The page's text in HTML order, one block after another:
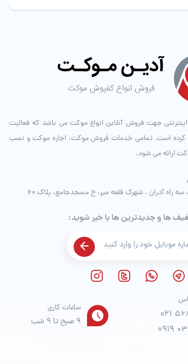
جهت فروش آنلاین انواع موکت می باشد که فعالیت
از سال ۱۳۹۰ شروع کرده است. تمامی خدمات فروش موکت، اجاره موکت و نصب
ارائه می شود.
021
0919
ساعات کاری
9 صبح تا 9 شب
سه راه آدران ، شهرک قلعه میر، خ مسجدجامع، پلاک 60
ها و جدیدترین ها با خبر شوید: